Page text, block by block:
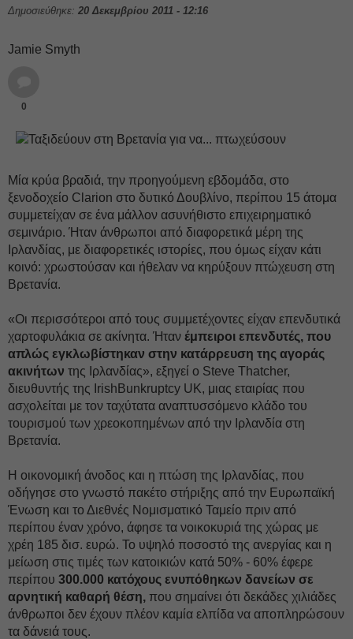
Δημοσιεύθηκε: 20 Δεκεμβρίου 2011 - 12:16
Jamie Smyth
0
Μία κρύα βραδιά, την προηγούμενη εβδομάδα, στο
ξενοδοχείο Clarion στο δυτικό Δουβλίνο, περίπου 15 άτομα
συμμετείχαν σε ένα μάλλον ασυνήθιστο επιχειρηματικό
σεμινάριο. Ήταν άνθρωποι από διαφορετικά μέρη της
Ιρλανδίας, με διαφορετικές ιστορίες, που όμως είχαν κάτι
κοινό: χρωστούσαν και ήθελαν να κηρύξουν πτώχευση στη
Βρετανία.
«Οι περισσότεροι από τους συμμετέχοντες είχαν επενδυτικά
χαρτοφυλάκια σε ακίνητα. Ήταν έμπειροι επενδυτές, που
απλώς εγκλωβίστηκαν στην κατάρρευση της αγοράς
ακινήτων της Ιρλανδίας», εξηγεί ο Steve Thatcher,
διευθυντής της IrishBunkruptcy UK, μιας εταιρίας που
ασχολείται με τον ταχύτατα αναπτυσσόμενο κλάδο του
τουρισμού των χρεοκοπημένων από την Ιρλανδία στη
Βρετανία.
Η οικονομική άνοδος και η πτώση της Ιρλανδίας, που
οδήγησε στο γνωστό πακέτο στήριξης από την Ευρωπαϊκή
Ένωση και το Διεθνές Νομισματικό Ταμείο πριν από
περίπου έναν χρόνο, άφησε τα νοικοκυριά της χώρας με
χρέη 185 δισ. ευρώ. Το υψηλό ποσοστό της ανεργίας και η
μείωση στις τιμές των κατοικιών κατά 50% - 60% έφερε
περίπου 300.000 κατόχους ενυπόθηκων δανείων σε
αρνητική καθαρή θέση, που σημαίνει ότι δεκάδες χιλιάδες
άνθρωποι δεν έχουν πλέον καμία ελπίδα να αποπληρώσουν
τα δάνειά τους.